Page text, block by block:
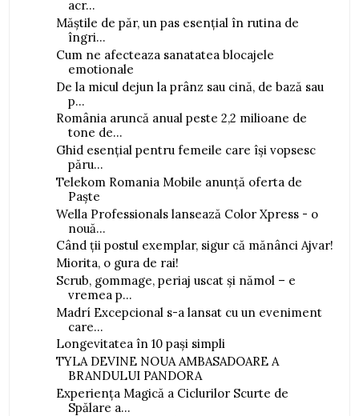
acr...
Măștile de păr, un pas esențial în rutina de
îngri...
Cum ne afecteaza sanatatea blocajele
emotionale
De la micul dejun la prânz sau cină, de bază sau
p...
România aruncă anual peste 2,2 milioane de
tone de...
Ghid esențial pentru femeile care își vopsesc
păru...
Telekom Romania Mobile anunță oferta de
Paște
Wella Professionals lansează Color Xpress - o
nouă...
Când ții postul exemplar, sigur că mănânci Ajvar!
Miorita, o gura de rai!
Scrub, gommage, periaj uscat și nămol – e
vremea p...
Madrí Excepcional s-a lansat cu un eveniment
care...
Longevitatea în 10 pași simpli
TYLA DEVINE NOUA AMBASADOARE A
BRANDULUI PANDORA
Experiența Magică a Ciclurilor Scurte de
Spălare a...